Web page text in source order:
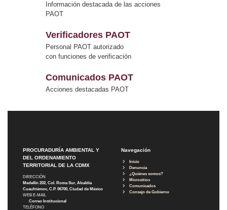
Información destacada de las acciones
PAOT
Verificadores PAOT
Personal PAOT autorizado
con funciones de verificación
Comunicados PAOT
Acciones destacadas PAOT
PROCURADURÍA AMBIENTAL Y
DEL ORDENAMIENTO
TERRITORIAL DE LA CDMX
DIRECCIÓN
Medellín 202, Col. Roma Sur, Alcaldía
Cuauhtémoc, C.P. 06700, Ciudad de México
WEB E-MAIL
Correo Institucional
TELÉFONO
Navegación
Inicio
Denuncia
¿Quiénes somos?
Micrositios
Comunicados
Consejo de Gobierno